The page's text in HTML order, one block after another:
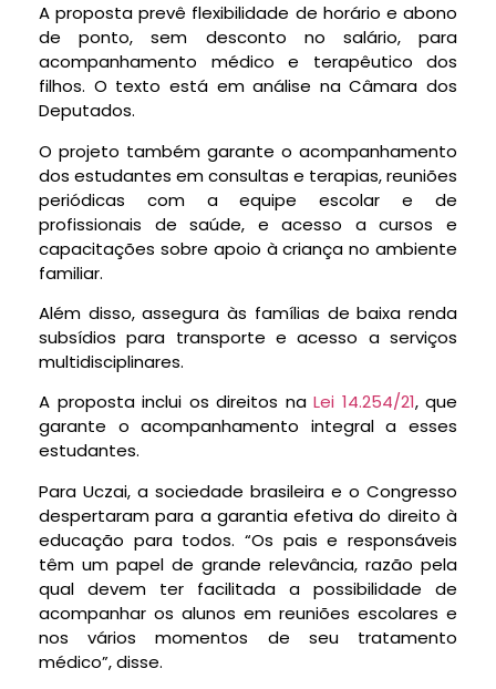
A proposta prevê flexibilidade de horário e abono
de ponto, sem desconto no salário, para
acompanhamento médico e terapêutico dos
filhos. O texto está em análise na Câmara dos
Deputados.
O projeto também garante o acompanhamento
dos estudantes em consultas e terapias, reuniões
periódicas com a equipe escolar e de
profissionais de saúde, e acesso a cursos e
capacitações sobre apoio à criança no ambiente
familiar.
Além disso, assegura às famílias de baixa renda
subsídios para transporte e acesso a serviços
multidisciplinares.
A proposta inclui os direitos na Lei 14.254/21, que
garante o acompanhamento integral a esses
estudantes.
Para Uczai, a sociedade brasileira e o Congresso
despertaram para a garantia efetiva do direito à
educação para todos. “Os pais e responsáveis
têm um papel de grande relevância, razão pela
qual devem ter facilitada a possibilidade de
acompanhar os alunos em reuniões escolares e
nos vários momentos de seu tratamento
médico”, disse.